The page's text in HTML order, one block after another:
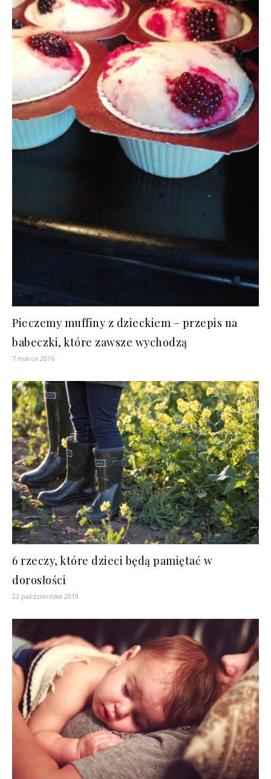
Pieczemy muffiny z dzieckiem – przepis na
babeczki, które zawsze wychodzą
7 marca 2016
6 rzeczy, które dzieci będą pamiętać w
dorosłości
22 października 2019